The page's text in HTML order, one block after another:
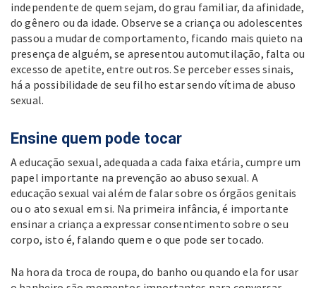
independente de quem sejam, do grau familiar, da afinidade,
do gênero ou da idade. Observe se a criança ou adolescentes
passou a mudar de comportamento, ficando mais quieto na
presença de alguém, se apresentou automutilação, falta ou
excesso de apetite, entre outros. Se perceber esses sinais,
há a possibilidade de seu filho estar sendo vítima de abuso
sexual.
Ensine quem pode tocar
A educação sexual, adequada a cada faixa etária, cumpre um
papel importante na prevenção ao abuso sexual. A
educação sexual vai além de falar sobre os órgãos genitais
ou o ato sexual em si. Na primeira infância, é importante
ensinar a criança a expressar consentimento sobre o seu
corpo, isto é, falando quem e o que pode ser tocado.
Na hora da troca de roupa, do banho ou quando ela for usar